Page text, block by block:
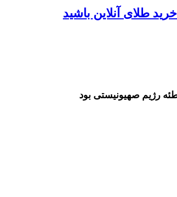
طلای آنلاین باشید
رژیم صهیونیستی بود